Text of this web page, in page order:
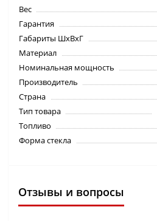
Вес
Гарантия
Габариты ШхВхГ
Материал
Номинальная мощность
Производитель
Страна
Тип товара
Топливо
Форма стекла
Отзывы и вопросы